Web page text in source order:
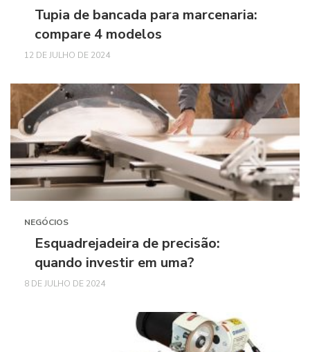
Tupia de bancada para marcenaria:
compare 4 modelos
12 DE JULHO DE 2024
NEGÓCIOS
Esquadrejadeira de precisão:
quando investir em uma?
8 DE JULHO DE 2024